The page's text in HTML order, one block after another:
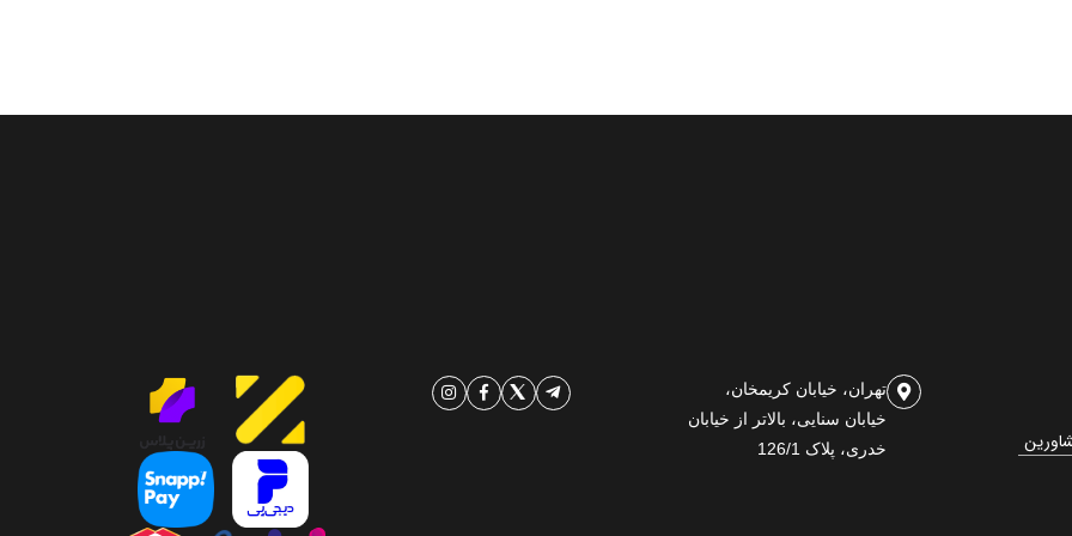
تهران، خیابان کریمخان،
خیابان سنایی، بالاتر از خیابان
خدری، پلاک 126/1